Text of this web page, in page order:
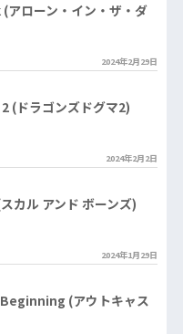
ローン・イン・ザ・ダ
2024年2月29日
(ドラゴンズドグマ2)
2024年2月2日
カル アンド ボーンズ)
2024年1月29日
(アウトキャス